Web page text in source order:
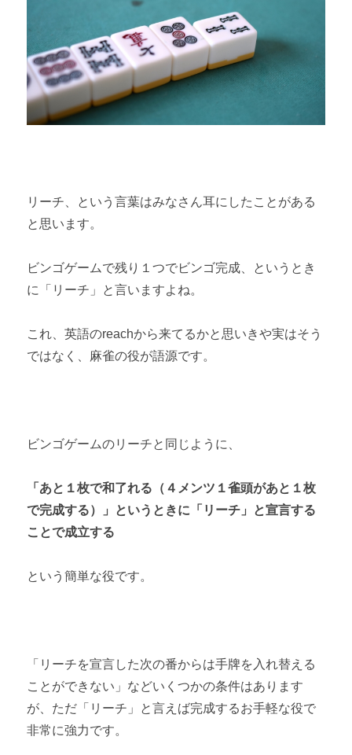
リーチ、という言葉はみなさん耳にしたことがある
と思います。
ビンゴゲームで残り１つでビンゴ完成、というとき
に「リーチ」と言いますよね。
これ、英語のreachから来てるかと思いきや実はそう
ではなく、麻雀の役が語源です。
ビンゴゲームのリーチと同じように、
「あと１枚で和了れる（４メンツ１雀頭があと１枚
で完成する）」というときに「リーチ」と宣言する
ことで成立する
という簡単な役です。
「リーチを宣言した次の番からは手牌を入れ替える
ことができない」などいくつかの条件はあります
が、ただ「リーチ」と言えば完成するお手軽な役で
非常に強力です。